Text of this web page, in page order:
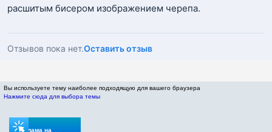
расшитым бисером изображением черепа.
Отзывов пока нет.Оставить отзыв
Вы используете тему наиболее подходящую для вашего браузера
Нажмите сюда для выбора темы
Реклама на